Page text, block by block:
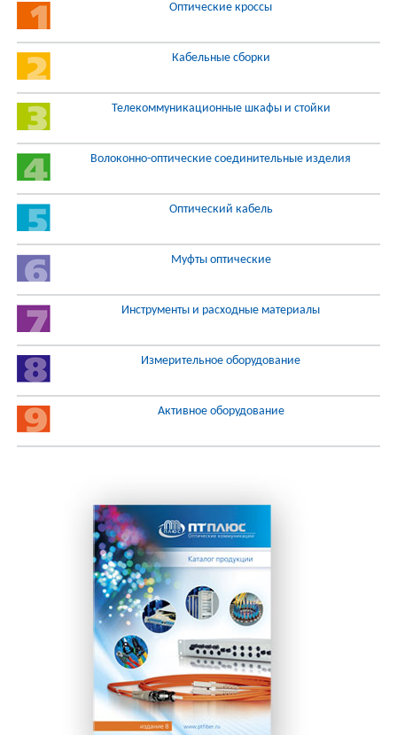
Оптические кроссы
Кабельные сборки
Телекоммуникационные шкафы и стойки
Волоконно-оптические соединительные изделия
Оптический кабель
Муфты оптические
Инструменты и расходные материалы
Измерительное оборудование
Активное оборудование